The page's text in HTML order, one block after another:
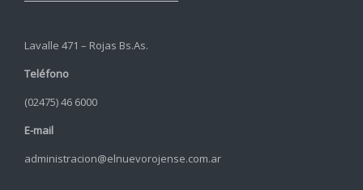
Lavalle 471 – Rojas Bs.As.
Teléfono
(02475) 46 6000
E-mail
administracion@elnuevorojense.com.ar